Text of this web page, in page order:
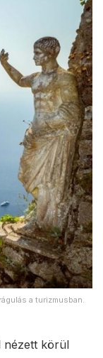
a turizmusban.
nézett körül